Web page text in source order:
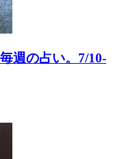
週の占い。7/10-